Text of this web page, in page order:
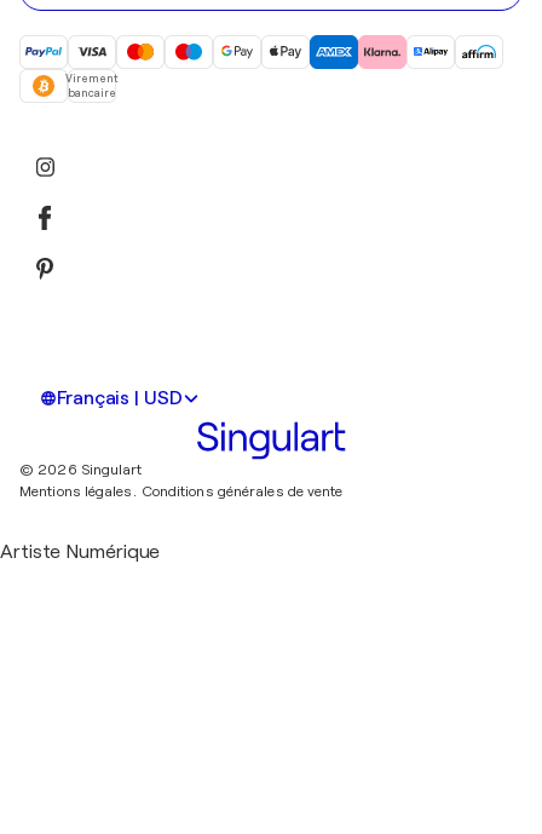
Virement
bancaire
Français | USD
© 2026 Singulart
Mentions légales. Conditions générales de vente
Artiste Numérique